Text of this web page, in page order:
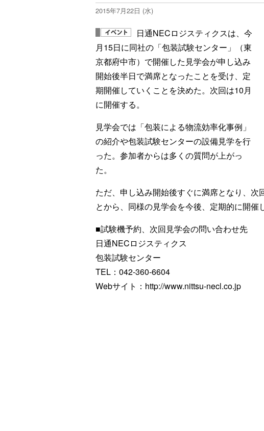
2015年7月22日 (水)
日通NECロジスティクスは、今
月15日に同社の「包装試験センター」（東
京都府中市）で開催した見学会が申し込み
開始後半日で満席となったことを受け、定
期開催していくことを決めた。次回は10月
に開催する。
見学会では「包装による物流効率化事例」
の紹介や包装試験センターの設備見学を行
った。参加者からは多くの質問が上がっ
た。
ただ、申し込み開始後すぐに満席となり、次
とから、同様の見学会を今後、定期的に開催
■試験機予約、次回見学会の問い合わせ先
日通NECロジスティクス
包装試験センター
TEL：042-360-6604
Webサイト：http://www.nittsu-necl.co.jp